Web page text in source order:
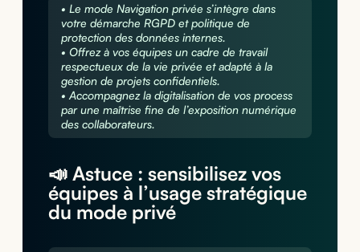
• Le mode Navigation privée s’intègre dans
votre démarche RGPD et politique de
protection des données internes.
• Offrez à vos équipes un cadre de travail
respectueux de la vie privée et adapté à la
gestion de projets confidentiels.
• Accompagnez la digitalisation de vos process
par une maîtrise fine de l’exposition numérique
des collaborateurs.
📣 Astuce : sensibilisez vos
équipes à l’usage stratégique
du mode privé